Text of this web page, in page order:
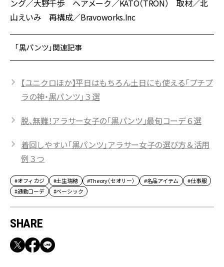
ング／大野千歩 ヘアメーク／KATO（TRON） 取材／北
山えいみ 再構成／Bravoworks.Inc
「黒パンツ」関連記事
【ユニクロほか】平日はもちろん土日にも使える「プチプ
ラの神・黒パンツ」３選
脱、無難！アラサー女子の「黒パンツ」最旬コーデ６選
着回しやすい「黒パンツ」アラサー女子の選び方＆活用
例３つ
#オフィカジ #土生瑞穂 #Theory（セオリー） #名品アイテム
#仕事服
#通勤コーデ
#ベーシック
SHARE